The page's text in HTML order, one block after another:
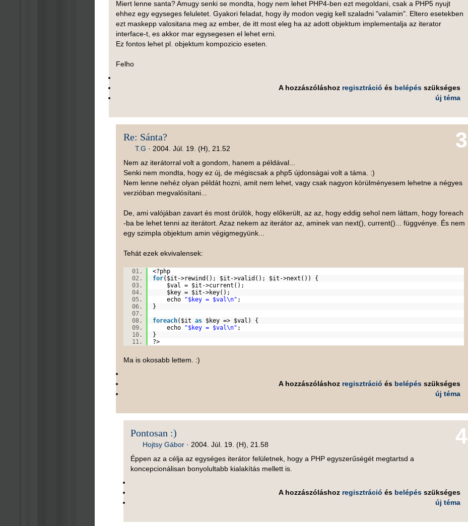
Miert lenne santa? Amugy senki se mondta, hogy nem lehet PHP4-ben ezt megoldani, csak a PHP5 nyujt
ehhez egy egyseges feluletet. Gyakori feladat, hogy ily modon vegig kell szaladni "valamin". Eltero esetekben
ezt maskepp valositana meg az ember, de itt most eleg ha az adott objektum implementalja az iterator
interface-t, es akkor mar egysegesen el lehet erni.
Ez fontos lehet pl. objektum kompozicio eseten.
Felho
A hozzászóláshoz regisztráció és belépésszükséges
új téma
3
Re: Sánta?
T.G ·2004. Júl. 19. (H), 21.52
Nem az iterátorral volt a gondom, hanem a példával...
Senki nem mondta, hogy ez új, de mégiscsak a php5 újdonságai volt a táma. :)
Nem lenne nehéz olyan példát hozni, amit nem lehet, vagy csak nagyon körülményesem lehetne a négyes
verzióban megvalósítani...
De, ami valójában zavart és most örülök, hogy előkerült, az az, hogy eddig sehol nem láttam, hogy foreach
-ba be lehet tenni az iterátort. Azaz nekem az iterátor az, aminek van next(), current()... függvénye. És nem
egy szimpla objektum amin végigmegyünk...
Tehát ezek ekvivalensek:
<?php
for( $it ->rewind (); $it ->valid(); $it ->next()) {
$val
= $it ->current();
$key= $it ->key();
echo
"$key = $val\n" ;
}
foreach( $it as $key=> $val ) {
echo
"$key = $val\n" ;
}
?>
Ma is okosabb lettem. :)
A hozzászóláshoz regisztráció és belépésszükséges
új téma
4
Pontosan :)
Hojtsy Gábor· 2004. Júl. 19. (H), 21.58
Éppen az a célja az egységes iterátor felületnek, hogy a PHP egyszerűségét megtartsd a
koncepcionálisan bonyolultabb kialakítás mellett is.
A hozzászóláshoz regisztráció és belépésszükséges
új téma